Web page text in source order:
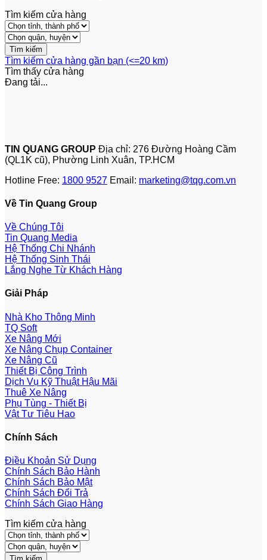
Tìm kiếm cửa hàng
Tìm kiếm cửa hàng gần bạn (<=20 km)
Tìm thấy cửa hàng
Đang tải...
TIN QUANG GROUP Địa chỉ: 276 Đường Hoàng Cầm
(QL1K cũ), Phường Linh Xuân, TP.HCM
Hotline Free: 1800 9527 Email: marketing@tqg.com.vn
Về Tin Quang Group
Về Chúng Tôi
Tin Quang Media
Hệ Thống Chi Nhánh
Hệ Thống Sinh Thái
Lắng Nghe Từ Khách Hàng
Giải Pháp
Nhà Kho Thông Minh
TQ Soft
Xe Nâng Mới
Xe Nâng Chụp Container
Xe Nâng Cũ
Thiết Bị Công Trình
Dịch Vụ Kỹ Thuật Hậu Mãi
Thuê Xe Nâng
Phụ Tùng - Thiết Bị
Vật Tư Tiêu Hao
Chính Sách
Điều Khoản Sử Dụng
Chính Sách Bảo Hành
Chính Sách Bảo Mật
Chính Sách Đổi Trả
Chính Sách Giao Hàng
Tìm kiếm cửa hàng